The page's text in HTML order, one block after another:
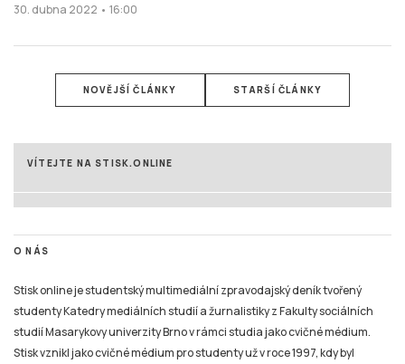
30. dubna 2022 • 16:00
NOVĚJŠÍ ČLÁNKY STARŠÍ ČLÁNKY
VÍTEJTE NA STISK.ONLINE
O NÁS
Stisk online je studentský multimediální zpravodajský deník tvořený
studenty Katedry mediálních studií a žurnalistiky z Fakulty sociálních
studií Masarykovy univerzity Brno v rámci studia jako cvičné médium.
Stisk vznikl jako cvičné médium pro studenty už v roce 1997, kdy byl